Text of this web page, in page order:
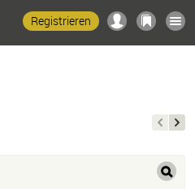
Registrieren